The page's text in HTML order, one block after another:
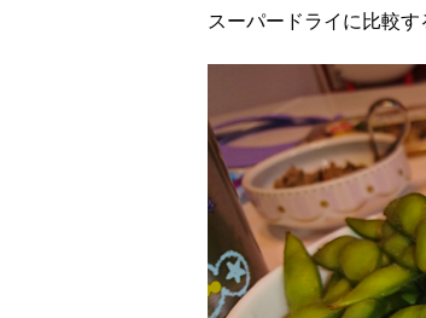
スーパードライに比較す